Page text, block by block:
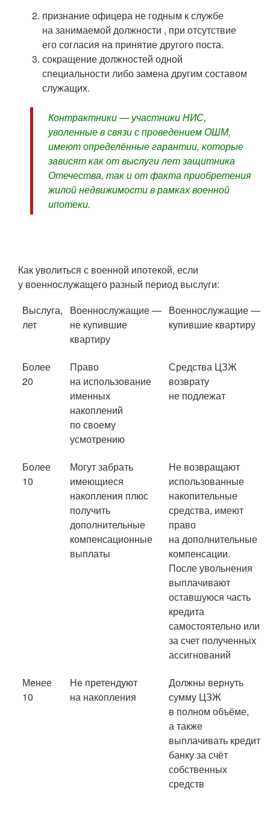
признание офицера не годным к службе
на занимаемой должности , при отсутствие
его согласия на принятие другого поста.
сокращение должностей одной
специальности либо замена другим составом
служащих.
Контрактники — участники НИС,
уволенные в связи с проведением ОШМ,
имеют определённые гарантии, которые
зависят как от выслуги лет защитника
Отечества, так и от факта приобретения
жилой недвижимости в рамках военной
ипотеки.
Как уволиться с военной ипотекой, если
у военнослужащего разный период выслуги:
Выслуга,
лет
Военнослужащие —
не купившие
квартиру
Военнослужащие —
купившие квартиру
Более
20
Право
на использование
именных
накоплений
по своему
усмотрению
Средства ЦЗЖ
возврату
не подлежат
Более
10
Могут забрать
имеющиеся
накопления плюс
получить
дополнительные
компенсационные
выплаты
Не возвращают
использованные
накопительные
средства, имеют
право
на дополнительные
компенсации.
После увольнения
выплачивают
оставшуюся часть
кредита
самостоятельно или
за счет полученных
ассигнований
Менее
10
Не претендуют
на накопления
Должны вернуть
сумму ЦЗЖ
в полном объёме,
а также
выплачивать кредит
банку за счёт
собственных
средств